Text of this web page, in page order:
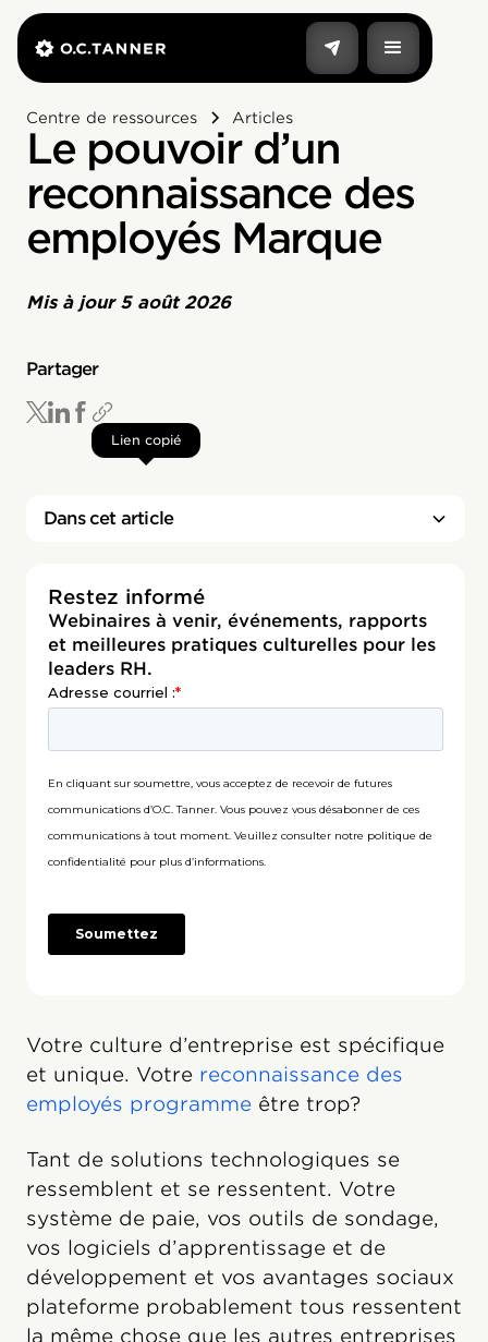
Centre de ressources Articles
Le pouvoir d’un
reconnaissance des
employés Marque
Mis à jour 5 août 2026
Partager
Lien copié
Dans cet article
Restez informé
Webinaires à venir, événements, rapports
et meilleures pratiques culturelles pour les
leaders RH.
Votre culture d’entreprise est spécifique
et unique. Votre reconnaissance des
employés programme être trop?
Tant de solutions technologiques se
ressemblent et se ressentent. Votre
système de paie, vos outils de sondage,
vos logiciels d’apprentissage et de
développement et vos avantages sociaux
plateforme probablement tous ressentent
la même chose que les autres entreprises